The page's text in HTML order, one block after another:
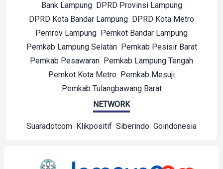
Bank Lampung DPRD Provinsi Lampung
DPRD Kota Bandar Lampung DPRD Kota Metro
Pemrov Lampung Pemkot Bandar Lampung
Pemkab Lampung Selatan Pemkab Pesisir Barat
Pemkab Pesawaran Pemkab Lampung Tengah
Pemkot Kota Metro Pemkab Mesuji
Pemkab Tulangbawang Barat
NETWORK
Suaradotcom Klikpositif Siberindo Goindonesia